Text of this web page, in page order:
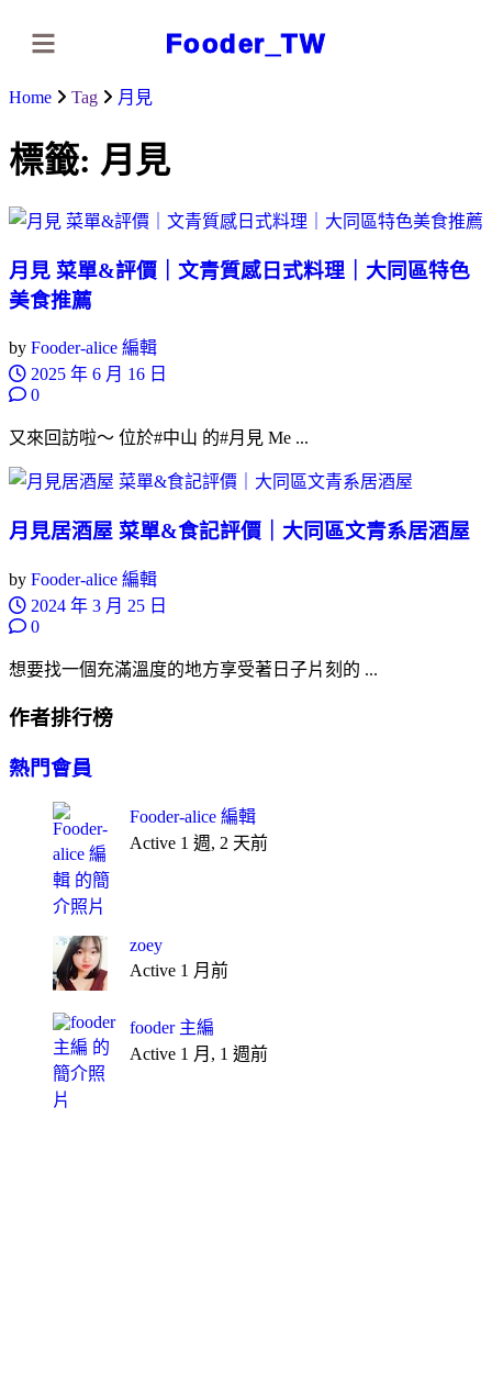
Fooder_TW
Home Tag 月見
標籤: 月見
月見 菜單&評價｜文青質感日式料理｜大同區特色
美食推薦
by Fooder-alice 編輯
2025 年 6 月 16 日
0
又來回訪啦～ 位於#中山 的#月見 Me ...
月見居酒屋 菜單&食記評價｜大同區文青系居酒屋
by Fooder-alice 編輯
2024 年 3 月 25 日
0
想要找一個充滿溫度的地方享受著日子片刻的 ...
作者排行榜
熱門會員
Fooder-alice 編輯
Active 1 週, 2 天前
zoey
Active 1 月前
fooder 主編
Active 1 月, 1 週前